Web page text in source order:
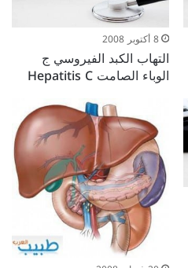
8 أكتوبر 2008
التهاب الكبد الفيروسي ج
الوباء الصامت Hepatitis C